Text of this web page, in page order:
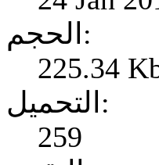
الحجم:
225.34
التحميل:
259